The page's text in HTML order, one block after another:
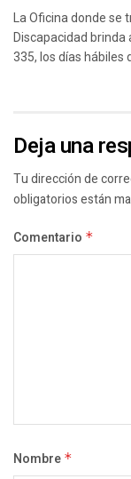
La Oficina donde
Discapacidad
335, los días hábiles
Deja una
Tu dirección de
obligatorios están
Comentario *
Nombre *